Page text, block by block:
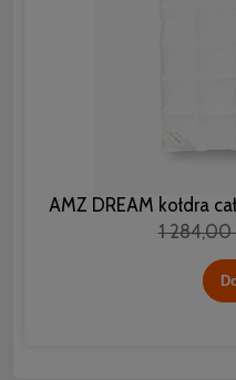
AMZ DREAM kołdra
1 284,00